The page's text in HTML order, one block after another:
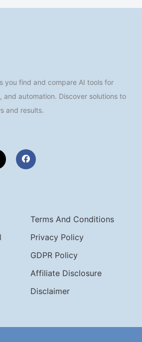
you find and compare AI tools for
automation. Discover solutions to
and results.
Terms And Conditions
Privacy Policy
GDPR Policy
Affiliate Disclosure
Disclaimer